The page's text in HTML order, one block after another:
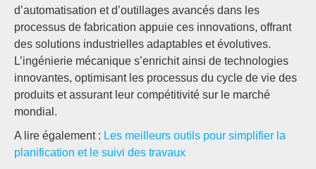
d’automatisation et d’outillages avancés dans les
processus de fabrication appuie ces innovations, offrant
des solutions industrielles adaptables et évolutives.
L’ingénierie mécanique s’enrichit ainsi de technologies
innovantes, optimisant les processus du cycle de vie des
produits et assurant leur compétitivité sur le marché
mondial.
A lire également : Les meilleurs outils pour simplifier la
planification et le suivi des travaux